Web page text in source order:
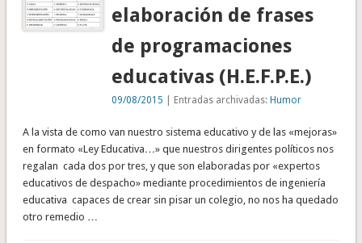
elaboración de frases
de programaciones
educativas (H.E.F.P.E.)
09/08/2015 | Entradas archivadas:Humor
A la vista de como van nuestro sistema educativo y de las «mejoras»
en formato «Ley Educativa…» que nuestros dirigentes políticos nos
regalan cada dos por tres, y que son elaboradas por «expertos
educativos de despacho» mediante procedimientos de ingeniería
educativa capaces de crear sin pisar un colegio, no nos ha quedado
otro remedio …